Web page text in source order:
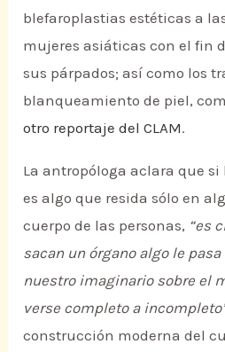
blefaroplastias estéticas a
mujeres asiáticas con el fin
sus párpados; así como los
blanqueamiento de piel,
otro reportaje del CLAM.
La antropóloga aclara que si
es algo que resida sólo en
cuerpo de las personas, “es
sacan un órgano algo le
nuestro imaginario sobre el
verse completo a
construcción moderna del